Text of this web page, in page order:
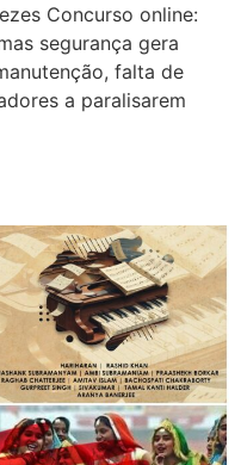
Concurso online:
segurança gera
falta de
a paralisarem